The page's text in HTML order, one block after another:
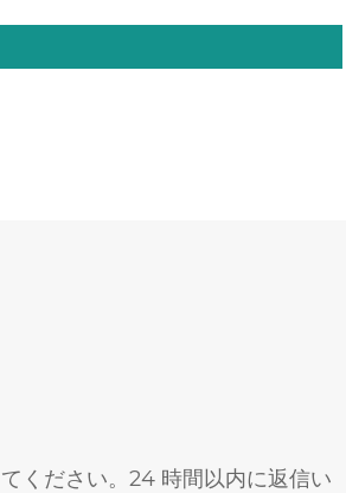
ください。24 時間以内に返信い